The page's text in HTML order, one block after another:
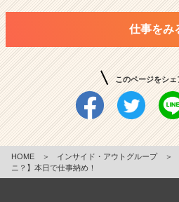
仕事をみ
このページをシェ
HOME ＞ インサイド・アウトグループ ＞
ニ？】本日で仕事納め！